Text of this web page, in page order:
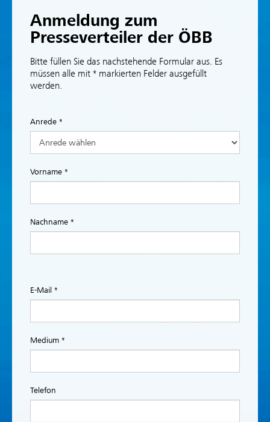
Anmeldung zum
Presseverteiler der ÖBB
Bitte füllen Sie das nachstehende Formular aus. Es
müssen alle mit * markierten Felder ausgefüllt
werden.
Anrede *
Vorname *
Nachname *
E-Mail *
Medium *
Telefon